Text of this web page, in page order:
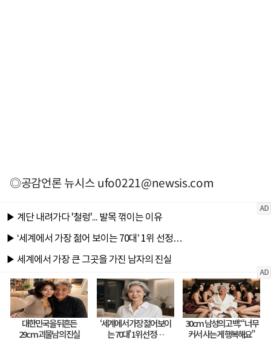
◎공감언론 뉴시스ufo0221@newsis.com